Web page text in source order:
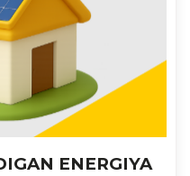
ENERGIYA